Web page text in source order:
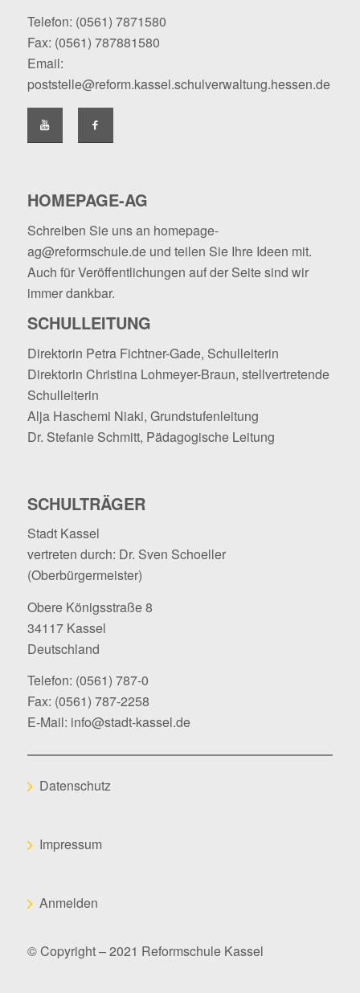
Telefon: (0561) 7871580
Fax: (0561) 787881580
Email:
poststelle@reform.kassel.schulverwaltung.hessen.de
HOMEPAGE-AG
Schreiben Sie uns an homepage-
ag@reformschule.deund teilen Sie Ihre Ideen mit.
Auch für Veröffentlichungen auf der Seite sind wir
immer dankbar.
SCHULLEITUNG
Direktorin Petra Fichtner-Gade, Schulleiterin
Direktorin Christina Lohmeyer-Braun, stellvertretende
Schulleiterin
Alja Haschemi Niaki, Grundstufenleitung
Dr. Stefanie Schmitt, Pädagogische Leitung
SCHULTRÄGER
Stadt Kassel
vertreten durch: Dr. Sven Schoeller
(Oberbürgermeister)
Obere Königsstraße 8
34117 Kassel
Deutschland
Telefon: (0561) 787-0
Fax: (0561) 787-2258
E-Mail: info@stadt-kassel.de
Datenschutz
Impressum
Anmelden
© Copyright – 2021 Reformschule Kassel